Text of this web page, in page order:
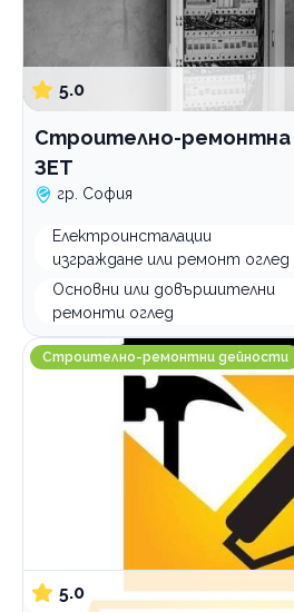
5.0
Строително-ремонтна
ЗЕТ
гр. София
Електроинсталации
изграждане или ремонт оглед
Основни или довършителни
ремонти оглед
Бг Ремонт
Строително-ремонтни дейности
5.0
Борба с вредители
Озеленяване
Професионално почистване
Строително-ремонтни
Професионален
Хамалски услуги
По домовете